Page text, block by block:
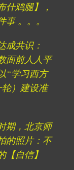
什鸡腿】，
。。。
成共识：
面前人人平
“学习西方
）建设准
期，北京师
的照片：不
【自信】